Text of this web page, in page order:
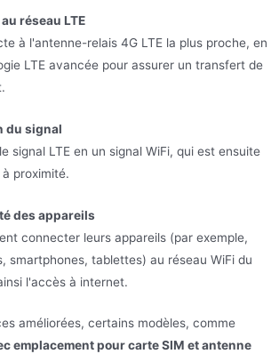
réseau LTE
à l'antenne-relais 4G LTE la plus proche, en
LTE avancée pour assurer un transfert de
du signal
signal LTE en un signal WiFi, qui est ensuite
proximité.
des appareils
connecter leurs appareils (par exemple,
smartphones, tablettes) au réseau WiFi du
l'accès à internet.
améliorées, certains modèles, comme
emplacement pour carte SIM et antenne